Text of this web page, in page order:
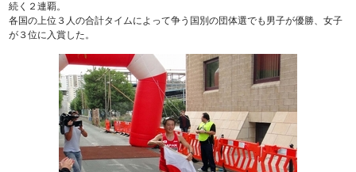
続く２連覇。
各国の上位３人の合計タイムによって争う国別の団体選でも男子が優勝、女子
が３位に入賞した。